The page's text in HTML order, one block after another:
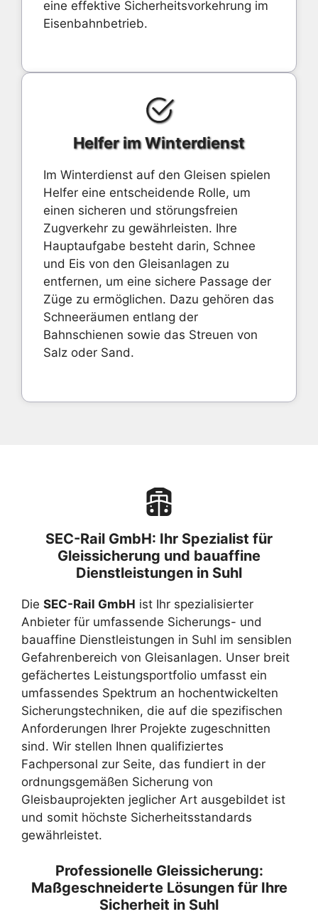
eine effektive Sicherheitsvorkehrung im
Eisenbahnbetrieb.
Helfer im Winterdienst
Im Winterdienst auf den Gleisen spielen
Helfer eine entscheidende Rolle, um
einen sicheren und störungsfreien
Zugverkehr zu gewährleisten. Ihre
Hauptaufgabe besteht darin, Schnee
und Eis von den Gleisanlagen zu
entfernen, um eine sichere Passage der
Züge zu ermöglichen. Dazu gehören das
Schneeräumen entlang der
Bahnschienen sowie das Streuen von
Salz oder Sand.
SEC-Rail GmbH: Ihr Spezialist für
Gleissicherung und bauaffine
Dienstleistungen in Suhl
Die SEC-Rail GmbH ist Ihr spezialisierter
Anbieter für umfassende Sicherungs- und
bauaffine Dienstleistungen in Suhl im sensiblen
Gefahrenbereich von Gleisanlagen. Unser breit
gefächertes Leistungsportfolio umfasst ein
umfassendes Spektrum an hochentwickelten
Sicherungstechniken, die auf die spezifischen
Anforderungen Ihrer Projekte zugeschnitten
sind. Wir stellen Ihnen qualifiziertes
Fachpersonal zur Seite, das fundiert in der
ordnungsgemäßen Sicherung von
Gleisbauprojekten jeglicher Art ausgebildet ist
und somit höchste Sicherheitsstandards
gewährleistet.
Professionelle Gleissicherung:
Maßgeschneiderte Lösungen für Ihre
Sicherheit in Suhl